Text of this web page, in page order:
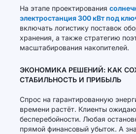
На этапе проектирования
электростанция 300 кВт под
включать логистику поставок
хранения, а также стратегию
масштабирования накопителей.
ЭКОНОМИКА РЕШЕНИЙ: КАК
СТАБИЛЬНОСТЬ И ПРИБЫЛЬ
Спрос на гарантированную
времени растёт. Клиенты
бесперебойности. Любая
прямой финансовый убыток. А